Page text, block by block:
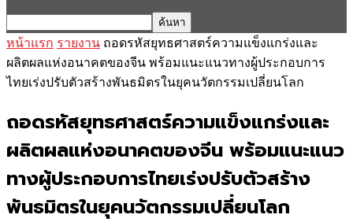
หน้าแรก รายงาน ถอดรหัสยุทธศาสตร์ความแข็งแกร่งและ
ผลิตผลแห่งอนาคตของจีน พร้อมแนะแนวทางผู้ประกอบการ
ไทยเร่งปรับตัวสร้างพันธมิตรในยุคนวัตกรรมเปลี่ยนโลก
ถอดรหัสยุทธศาสตร์ความแข็งแกร่งและ
ผลิตผลแห่งอนาคตของจีน พร้อมแนะแนว
ทางผู้ประกอบการไทยเร่งปรับตัวสร้าง
พันธมิตรในยุคนวัตกรรมเปลี่ยนโลก